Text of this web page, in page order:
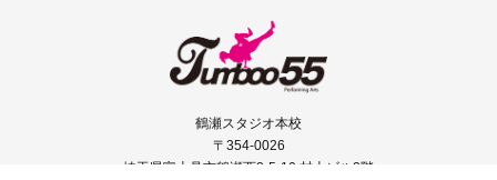
鶴瀬スタジオ本校
〒354-0026
埼玉県富士見市鶴瀬西2-5-10 村上ビル2階